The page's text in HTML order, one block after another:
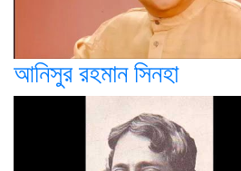
আনিসুর রহমান সিনহা